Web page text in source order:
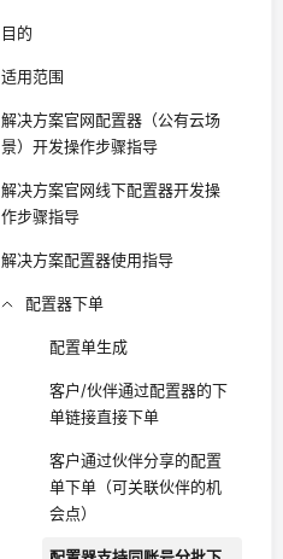
目的
适用范围
解决方案官网配置器（公有云场
景）开发操作步骤指导
解决方案官网线下配置器开发操
作步骤指导
解决方案配置器使用指导
配置器下单
配置单生成
客户/伙伴通过配置器的下
单链接直接下单
客户通过伙伴分享的配置
单下单（可关联伙伴的机
会点）